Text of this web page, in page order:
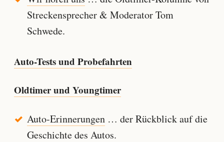
Streckensprecher & Moderator Tom
Schwede.
Auto-Tests und Probefahrten
Oldtimer und Youngtimer
Auto-Erinnerungen… der Rückblick auf die
Geschichte des Autos.